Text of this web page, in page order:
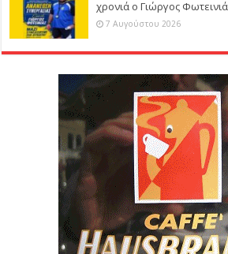
χρονιά ο Γιώργος
7 Αυγούστου 2026